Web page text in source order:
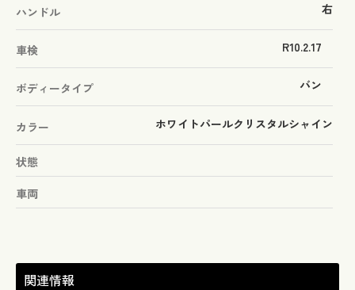
ハンドル 右
車検 R10.2.17
ボディータイプ バン
カラー ホワイトパールクリスタルシャイン
状態
車両
関連情報